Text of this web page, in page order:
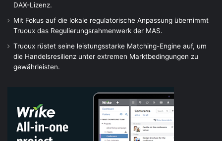
DAX-Lizenz.
Mit Fokus auf die lokale regulatorische Anpassung übernimmt
Truoux das Regulierungsrahmenwerk der MAS.
Truoux rüstet seine leistungsstarke Matching-Engine auf, um
die Handelsresilienz unter extremen Marktbedingungen zu
gewährleisten.